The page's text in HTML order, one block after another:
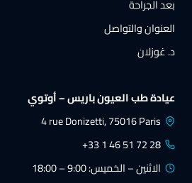
بعد الجراحة
العنوان والتواصل
د. غوزلان
عيادة طب العيون باريس – أوتوي
4 rue Donizetti, 75016 Paris
+33 1 46 51 72 28
الاثنين – الخميس: 9:00 – 18:00